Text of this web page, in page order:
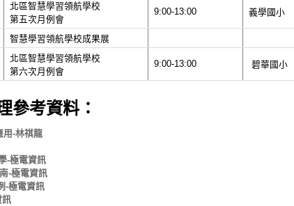
北區智慧學習領航學校
第五次月例會
9:00-13:00 義學國小
智慧學習領航學校成果展
北區智慧學習領航學校
第六次月例會
9:00-13:00 碧華國小
參考資料：
用-林祺龍
-極電資訊
-極電資訊
-極電資訊
訊